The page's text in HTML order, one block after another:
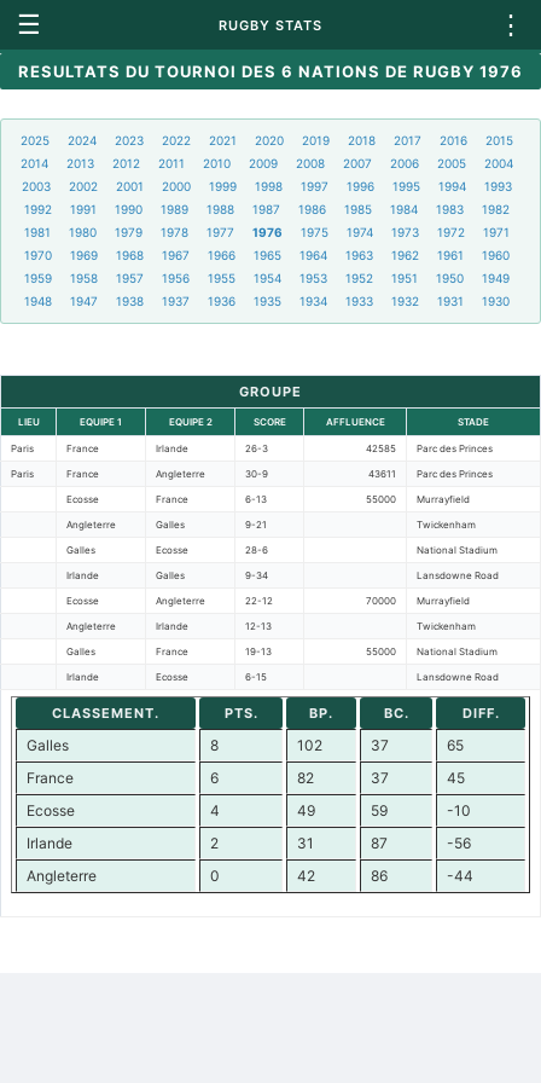
☰ RUGBY STATS ⋮
RESULTATS DU TOURNOI DES 6 NATIONS DE RUGBY 1976
2025 2024 2023 2022 2021 2020 2019 2018 2017 2016
2015
2014
2013 2012 2011 2010 2009 2008 2007 2006 2005
2004
2003
2002 2001 2000 1999 1998 1997 1996 1995 1994
1993
1992
1991 1990 1989 1988 1987 1986 1985 1984 1983
1982
1981
1980 1979 1978 1977 1976 1975 1974 1973 1972
1971
1970
1969 1968 1967 1966 1965 1964 1963 1962 1961
1960
1959
1958 1957 1956 1955 1954 1953 1952 1951 1950
1949
1948
1947 1938 1937 1936 1935 1934 1933 1932 1931 1930
GROUPE
LIEU EQUIPE 1 EQUIPE 2 SCORE AFFLUENCE STADE
Paris France Irlande 26-3 42585 Parc des Princes
Paris France Angleterre 30-9 43611 Parc des Princes
Ecosse France 6-13 55000 Murrayfield
Angleterre Galles 9-21 Twickenham
Galles Ecosse 28-6 National Stadium
Irlande Galles 9-34 Lansdowne Road
Ecosse Angleterre 22-12 70000 Murrayfield
Angleterre Irlande 12-13 Twickenham
Galles France 19-13 55000 National Stadium
Irlande Ecosse 6-15 Lansdowne Road
CLASSEMENT. PTS. BP. BC. DIFF.
Galles 8 102 37
65
France
6 82 37
45
Ecosse
4 49 59
-10
Irlande
2 31 87
-56
Angleterre
0 42 86 -44